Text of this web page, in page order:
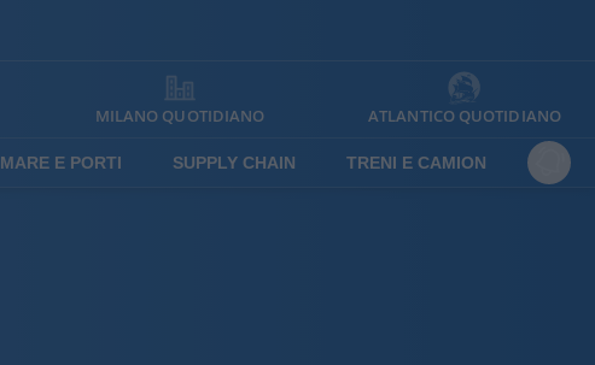
MILANO QUOTIDIANO ATLANTICO QUOTIDIANO
MARE E PORTI SUPPLY CHAIN TRENI E CAMION